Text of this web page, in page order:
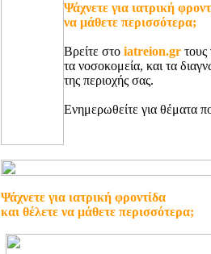
Ψάχνετε για ιατρική
να μάθετε περισσότερα;
Βρείτε στο iatreion.gr τους
τα νοσοκομεία, και τα
της περιοχής σας.
Ενημερωθείτε για θέματα
Ψάχνετε για ιατρική φροντίδα
και θέλετε να μάθετε περισσότερα;